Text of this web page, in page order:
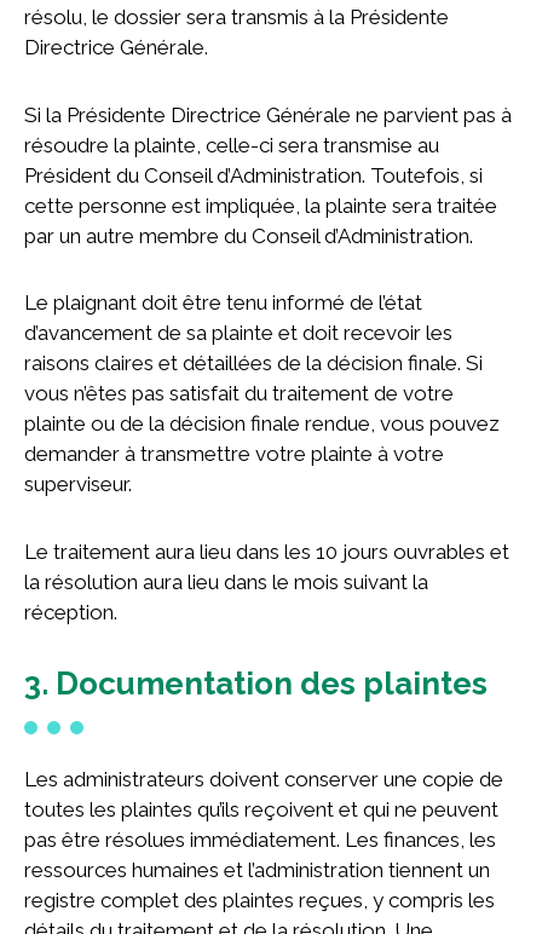
résolu, le dossier sera transmis à la Présidente
Directrice Générale.
Si la Présidente Directrice Générale ne parvient pas à
résoudre la plainte, celle-ci sera transmise au
Président du Conseil d’Administration. Toutefois, si
cette personne est impliquée, la plainte sera traitée
par un autre membre du Conseil d’Administration.
Le plaignant doit être tenu informé de l’état
d’avancement de sa plainte et doit recevoir les
raisons claires et détaillées de la décision finale. Si
vous n’êtes pas satisfait du traitement de votre
plainte ou de la décision finale rendue, vous pouvez
demander à transmettre votre plainte à votre
superviseur.
Le traitement aura lieu dans les 10 jours ouvrables et
la résolution aura lieu dans le mois suivant la
réception.
3. Documentation des plaintes
Les administrateurs doivent conserver une copie de
toutes les plaintes qu’ils reçoivent et qui ne peuvent
pas être résolues immédiatement. Les finances, les
ressources humaines et l’administration tiennent un
registre complet des plaintes reçues, y compris les